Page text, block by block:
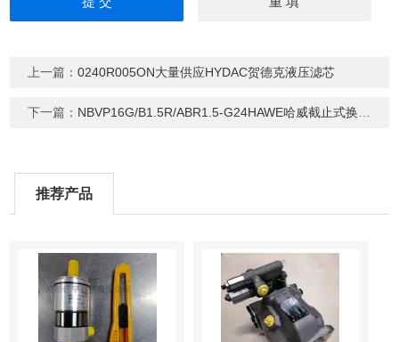
上一篇：0240R005ON大量供应HYDAC贺德克液压滤芯
下一篇： NBVP16G/B1.5R/ABR1.5-G24HAWE哈威截止式换向阀
推荐产品